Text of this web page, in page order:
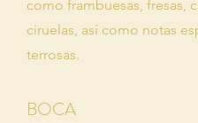
como frambuesas, fresas,
ciruelas, así como notas
terrosas.
BOCA